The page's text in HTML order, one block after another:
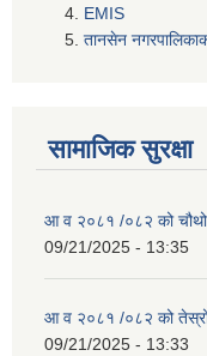
EMIS
तानसेन
सामाजिक सुरक्षा
आ व २०८१ /०८२ को चौथो
09/21/2025 - 13:35
आ व २०८१ /०८२ को तेस्रो
09/21/2025 - 13:33